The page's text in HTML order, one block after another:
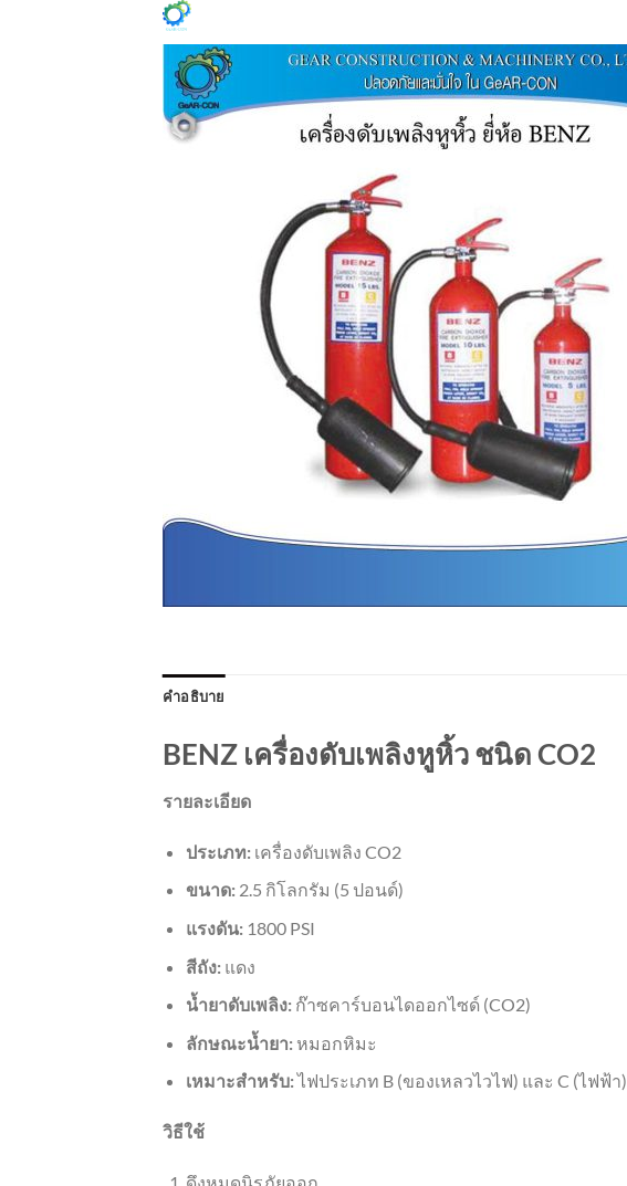
คำอธิบาย
BENZ เครื่องดับเพลิงหูหิ้ว ชนิด CO2
รายละเอียด
ประเภท:เครื่องดับเพลิง CO2
ขนาด:2.5 กิโลกรัม (5 ปอนด์)
แรงดัน:1800 PSI
สีถัง:แดง
น้ำยาดับเพลิง:ก๊าซคาร์บอนไดออกไซด์ (CO2)
ลักษณะน้ำยา:หมอกหิมะ
เหมาะสำหรับ:ไฟประเภท B (ของเหลวไวไฟ) และ C (ไฟฟ้า)
วิธีใช้